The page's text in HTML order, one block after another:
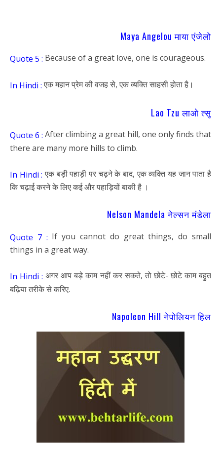
Maya Angelou माया एंजेलो
Quote 5 : Because of a great love, one is courageous.
In Hindi :एक महान प्रेम की वजह से, एक व्यक्ति साहसी होता है।
Lao Tzu लाओ त्सू
Quote 6 : After climbing a great hill, one only finds that
there are many more hills to climb.
In Hindi : एक बड़ी पहाड़ी पर चढ़ने के बाद, एक व्यक्ति यह जान पाता है
कि चढ़ाई करने के लिए कई और पहाड़ियों बाकी है ।
Nelson Mandela नेल्सन मंडेला
Quote 7 : If you cannot do great things, do small
things in a great way.
In Hindi : अगर आप बड़े काम नहीं कर सकते, तो छोटे- छोटे काम बहुत
बढ़िया तरीके से करिए.
Napoleon Hill नेपोलियन हिल